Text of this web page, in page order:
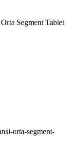
Segment Tablet
orta-segment-